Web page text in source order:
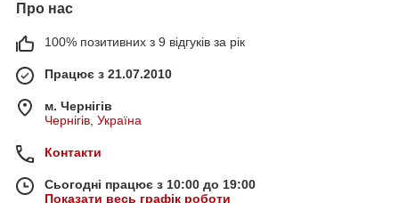
Про нас
100% позитивних з 9 відгуків за рік
Працює з 21.07.2010
м. Чернігів
Чернігів, Україна
Контакти
Сьогодні працює з 10:00 до 19:00
Показати весь графік роботи